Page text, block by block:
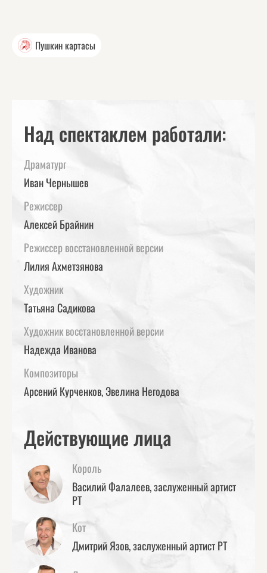
Пушкин картасы
Над спектаклем работали:
Драматург
Иван Чернышев
Режиссер
Алексей Брайнин
Режиссер восстановленной версии
Лилия Ахметзянова
Художник
Татьяна Садикова
Художник восстановленной версии
Надежда Иванова
Композиторы
Арсений Курченков, Эвелина Негодова
Действующие лица
Король
Василий Фалалеев, заслуженный артист
РТ
Кот
Дмитрий Язов, заслуженный артист РТ